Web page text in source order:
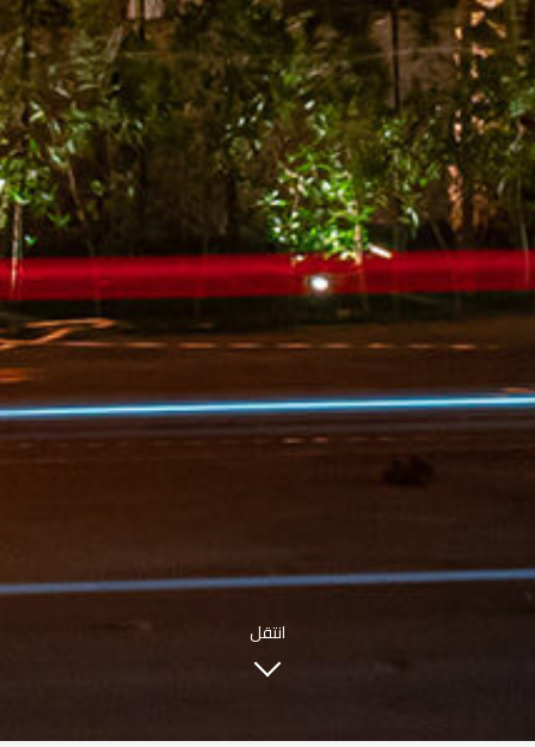
انتقل
الصفحة الرئيسية
قصتنا
قائمة الطعام
فرعنا
صالات الطعام الخاصة
وظائف
INFO@SOBHYKABER.SA
+966 9200 13266
مطعم صبحي كابر
ENGLISH
|اللغة العربية